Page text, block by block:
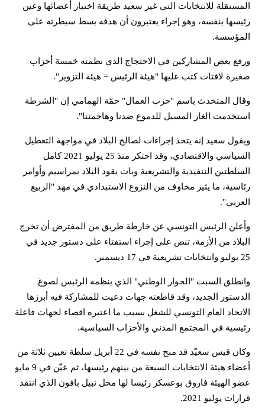
المستقلة للانتخابات التي غير سعيد طريقة اختيار أعضائها وعين
رئيسها بنفسه، وهو إجراء يعتبرون أن هدفه بسط سيطرته على
المؤسسة.
ورفع بعض المشاركين في الاحتجاج الذي نظمته خمسة أحزاب
صغيرة لافتات كتب عليها "هيئة الرئيس = هيئة التزوير".
وقال المتحدث باسم "حزب العمال" حمّة الهمامي إن "الشرطة
استخدمت الغاز المسيل للدموع ضدنا وهاجمتنا".
ويقول سعيد إنه يتخذ إجراءات لصالح البلاد في مواجهة التعطيل
السياسي والاقتصادي، وقد احتكر منذ 25 يوليو 2021 كامل
السلطتين التنفيذية والتشريعية وبات يقود البلاد بمراسيم وأوامر
رئاسية، ما يثير مخاوف من النزوع الاستبدادي في مهد "الربيع
العربي".
وأعلن الرئيس التونسي عن خارطة طريق من المفترض أن تخرج
البلاد من الأزمة، تنص على إجراء استفتاء على دستور جديد في
25 يوليو وانتخابات تشريعية في 17 ديسمبر.
وانطلق السبت "الحوار الوطني" الذي ينظمه الرئيس لصوغ
الدستور الجديد، وقد قاطعته جهات دعيت للمشاركة فيه أبرزها
الاتحاد العام التونسي للشغل بسبب ما اعتبره اقصاء لجهات فاعلة
رئيسية في المجتمع المدني والأحزاب السياسية.
وكان قيس سعيّد قد منح نفسه في 22 أبريل سلطة تعيين ثلاثة من
أعضاء هيئة الانتخابات السبعة من بينهم رئيسها، ثم عيّن في 9 مايو
عضو الهيئة فاروق بوعسكر رئيسا لها محل نبيل بافون الذي انتقد
قرارات يوليو 2021.